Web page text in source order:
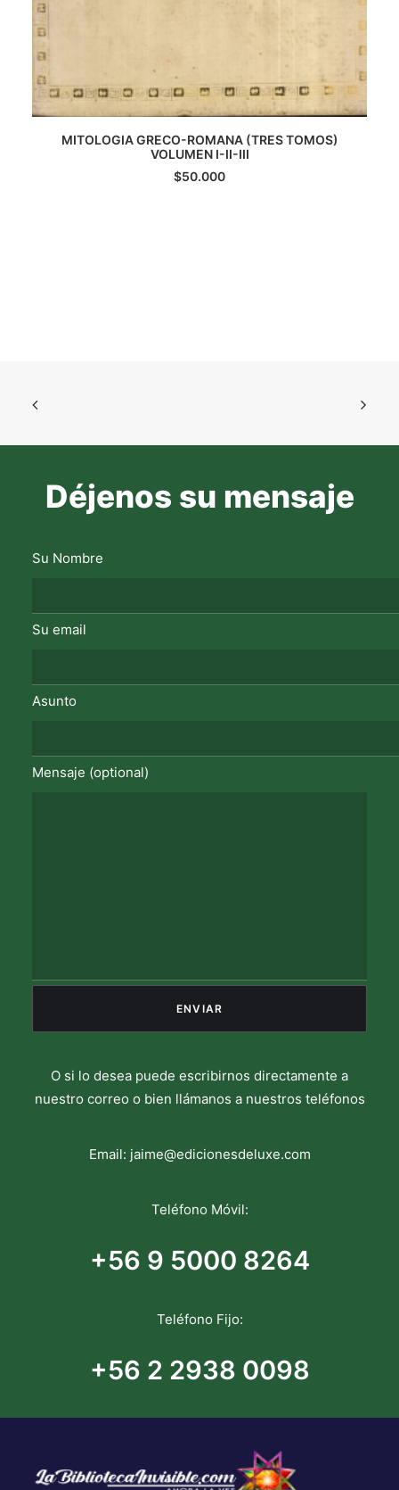
AGREGAR AL CARRITO
MITOLOGIA GRECO-ROMANA (TRES TOMOS)
VOLUMEN I-II-III
$50.000
Déjenos su mensaje
Su Nombre
Su email
Asunto
Mensaje (optional)
O si lo desea puede escribirnos directamente a
nuestro correo o bien llámanos a nuestros teléfonos
Email: jaime@edicionesdeluxe.com
Teléfono Móvil:
+56 9 5000 8264
Teléfono Fijo:
+56 2 2938 0098